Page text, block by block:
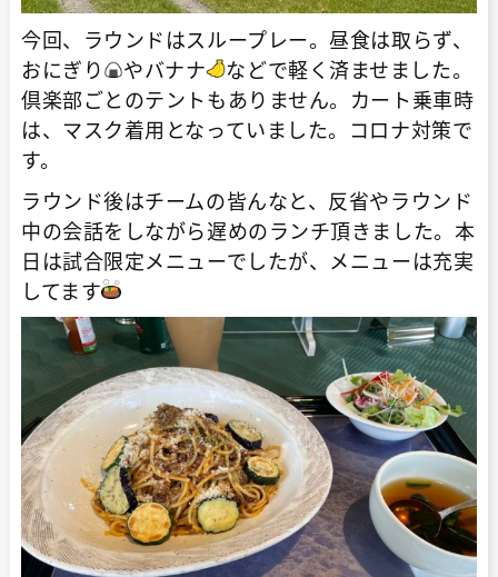
今回、ラウンドはスループレー。昼食は取らず、
おにぎり
やバナナ
などで軽く済ませました。
倶楽部ごとのテントもありません。カート乗車時
は、マスク着用となっていました。コロナ対策で
す。
ラウンド後はチームの皆んなと、反省やラウンド
中の会話をしながら遅めのランチ頂きました。本
日は試合限定メニューでしたが、メニューは充実
してます